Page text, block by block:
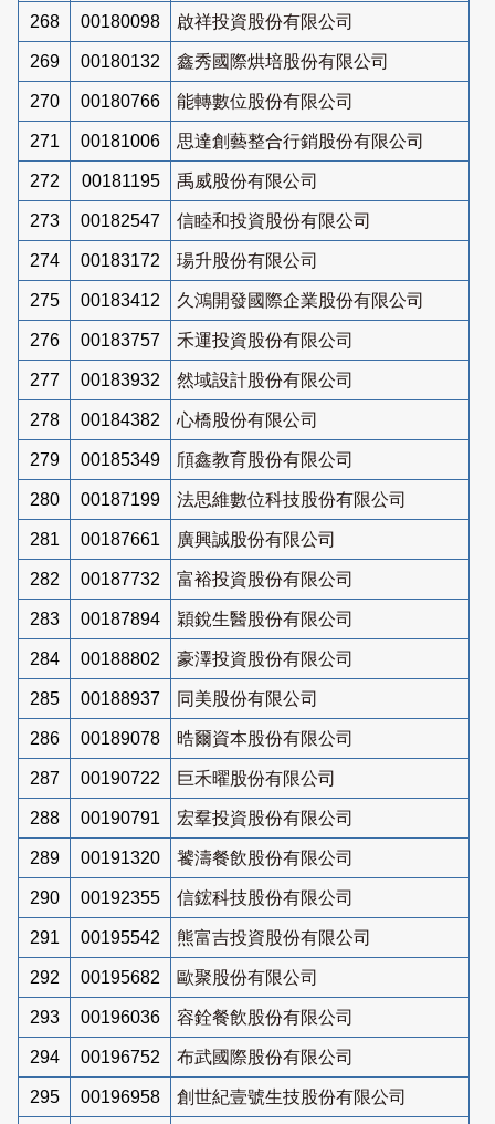
268 00180098 啟祥投資股份有限公司
269 00180132 鑫秀國際烘培股份有限公司
270 00180766 能轉數位股份有限公司
271 00181006 思達創藝整合行銷股份有限公司
272 00181195 禹威股份有限公司
273 00182547 信睦和投資股份有限公司
274 00183172 瑒升股份有限公司
275 00183412 久鴻開發國際企業股份有限公司
276 00183757 禾運投資股份有限公司
277 00183932 然域設計股份有限公司
278 00184382 心橋股份有限公司
279 00185349 頎鑫教育股份有限公司
280 00187199 法思維數位科技股份有限公司
281 00187661 廣興誠股份有限公司
282 00187732 富裕投資股份有限公司
283 00187894 穎銳生醫股份有限公司
284 00188802 豪澤投資股份有限公司
285 00188937 同美股份有限公司
286 00189078 晧爾資本股份有限公司
287 00190722 巨禾曜股份有限公司
288 00190791 宏羣投資股份有限公司
289 00191320 饕濤餐飲股份有限公司
290 00192355 信鋐科技股份有限公司
291 00195542 熊富吉投資股份有限公司
292 00195682 歐聚股份有限公司
293 00196036 容銓餐飲股份有限公司
294 00196752 布武國際股份有限公司
295 00196958 創世紀壹號生技股份有限公司